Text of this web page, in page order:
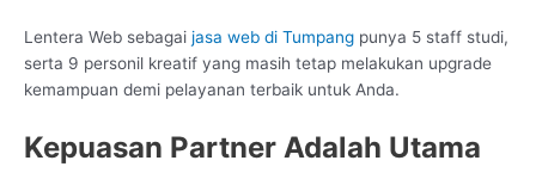
Lentera Web sebagai jasa web di Tumpang punya 5 staff studi,
serta 9 personil kreatif yang masih tetap melakukan upgrade
kemampuan demi pelayanan terbaik untuk Anda.
Kepuasan Partner Adalah Utama